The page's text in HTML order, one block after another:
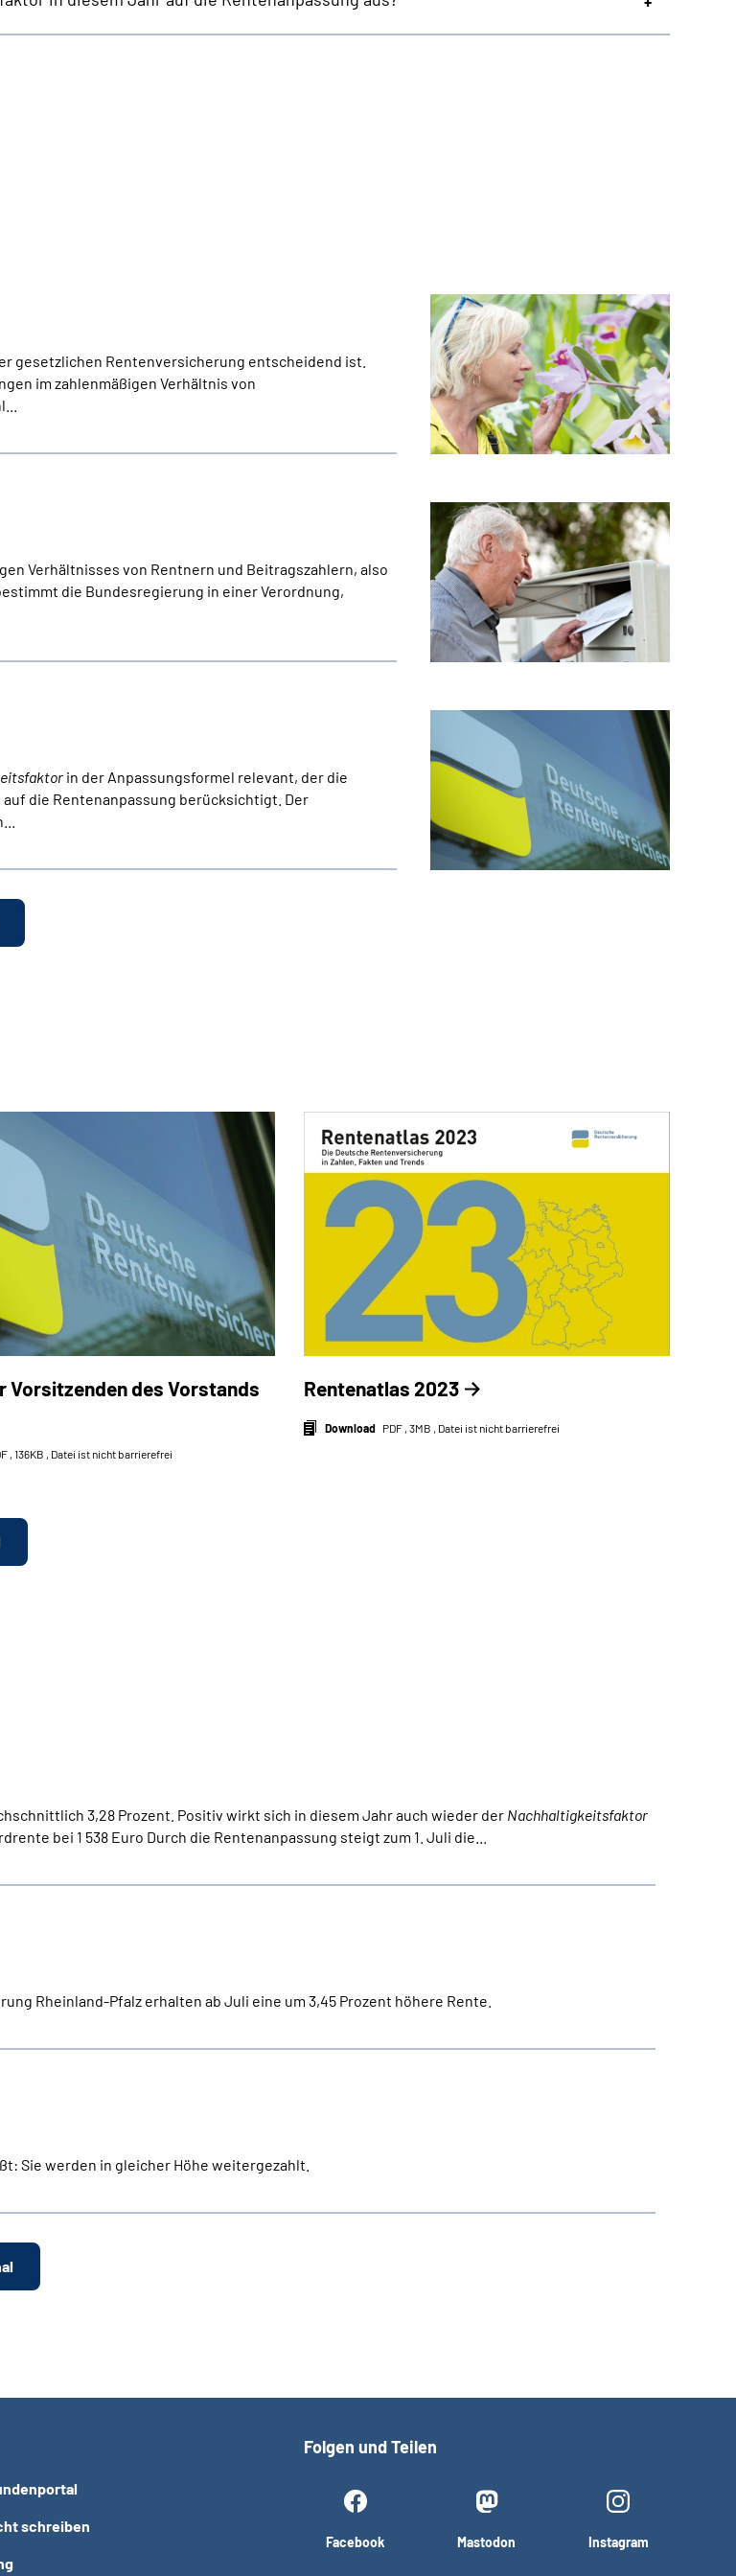
gesetzlichen Rentenversicherung entscheidend ist.
im zahlenmäßigen Verhältnis von
Verhältnisses von Rentnern und Beitragszahlern, also
die Bundesregierung in einer Verordnung,
in der Anpassungsformel relevant, der die
die Rentenanpassung berücksichtigt. Der
Vorsitzenden des Vorstands
, 136KB , Datei ist nicht barrierefrei
Rentenatlas 2023
Download PDF , 3MB , Datei ist nicht barrierefrei
3,28 Prozent. Positiv wirkt sich in diesem Jahr auch wieder der Nachhaltigkeitsfaktor
bei 1 538 Euro Durch die Rentenanpassung steigt zum 1. Juli die...
Rheinland-Pfalz erhalten ab Juli eine um 3,45 Prozent höhere Rente.
Sie werden in gleicher Höhe weitergezahlt.
schreiben
Folgen und Teilen
Facebook Mastodon Instagram